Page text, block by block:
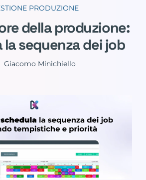
PRODUZIONE
della produzione:
sequenza dei job
Giacomo Minichiello